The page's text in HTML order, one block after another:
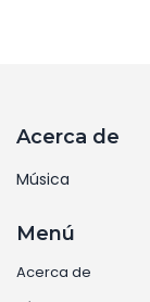
Acerca de
Música
Menú
Acerca de